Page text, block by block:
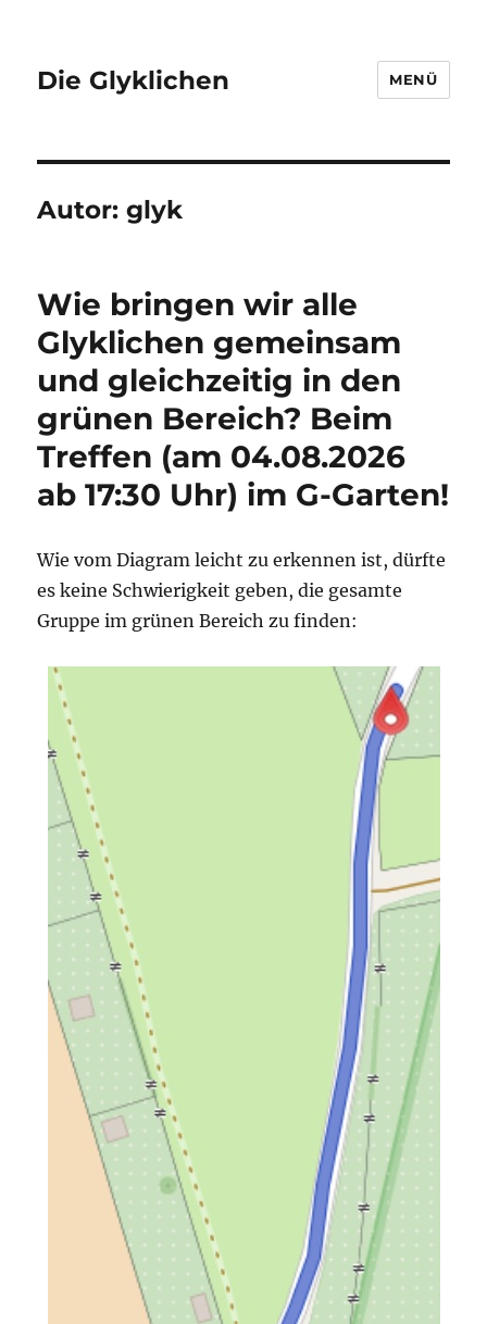
Die Glyklichen MENÜ
Autor:glyk
Wie bringen wir alle
Glyklichen gemeinsam
und gleichzeitig in den
grünen Bereich? Beim
Treffen (am 04.08.2026
ab 17:30 Uhr) im G-Garten!
Wie vom Diagram leicht zu erkennen ist, dürfte
es keine Schwierigkeit geben, die gesamte
Gruppe im grünen Bereich zu finden: